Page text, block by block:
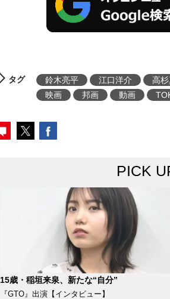
タグ 鈴木亮平 江口洋介 高
映画
邦画 動画
PICK
15歳・稲垣来泉、新たな“自分”
『GTO』出演【インタビュー】